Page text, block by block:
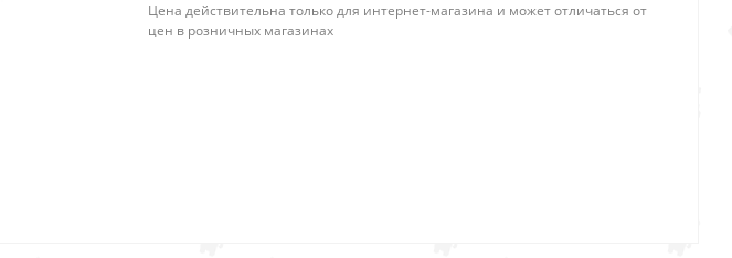
Цена действительна только для интернет-магазина и может отличаться от
цен в розничных магазинах